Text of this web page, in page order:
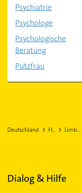
Psychiatrie
Psychologe
Psychologische
Beratung
Putzfrau
Deutschland Hessen Limburg-Weilburg
Dialog & Hilfe